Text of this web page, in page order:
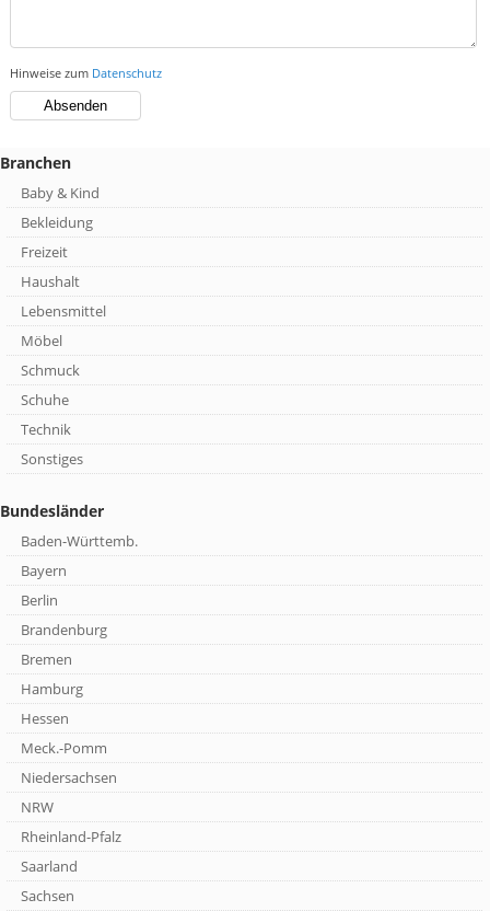
Hinweise zum Datenschutz
Branchen
Baby & Kind
Bekleidung
Freizeit
Haushalt
Lebensmittel
Möbel
Schmuck
Schuhe
Technik
Sonstiges
Bundesländer
Baden-Württemb.
Bayern
Berlin
Brandenburg
Bremen
Hamburg
Hessen
Meck.-Pomm
Niedersachsen
NRW
Rheinland-Pfalz
Saarland
Sachsen